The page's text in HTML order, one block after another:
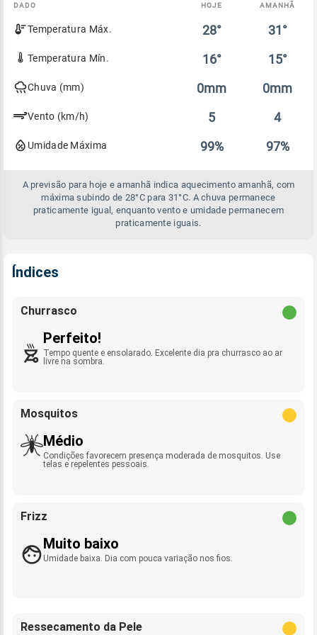
Comparativo
entre
previsão
hoje
DADO HOJE AMANHÃ
Temperatura Máx. 28° 31°
Temperatura Mín. 16° 15°
Chuva (mm) 0mm 0mm
Vento (km/h) 5 4
Umidade Máxima 99% 97%
A previsão para hoje e amanhã indica aquecimento amanhã, com
máxima subindo de 28°C para 31°C. A chuva permanece
praticamente igual, enquanto vento e umidade permanecem
praticamente iguais.
Índices
Churrasco
Perfeito!
Tempo quente e ensolarado. Excelente dia pra churrasco ao ar
livre na sombra.
Mosquitos
Médio
Condições favorecem presença moderada de mosquitos. Use
telas e repelentes pessoais.
Frizz
Muito baixo
Umidade baixa. Dia com pouca variação nos fios.
Ressecamento da Pele